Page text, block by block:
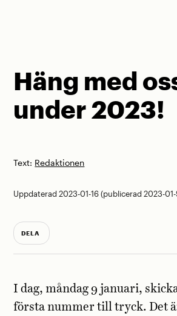
Häng med
under 2023!
Text: Redaktionen
Uppdaterad 2023-01-16 (publicerad 2023-
DELA
I dag, måndag 9 januari,
första nummer till tryck. Det